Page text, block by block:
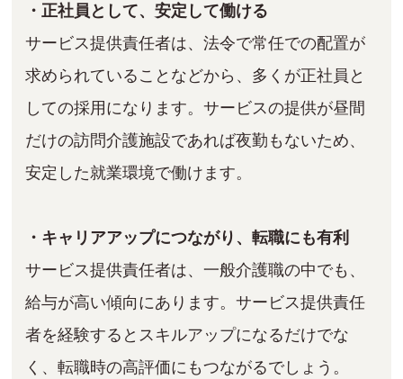
・正社員として、安定して働ける
サービス提供責任者は、法令で常任での配置が
求められていることなどから、多くが正社員と
しての採用になります。サービスの提供が昼間
だけの訪問介護施設であれば夜勤もないため、
安定した就業環境で働けます。
・キャリアアップにつながり、転職にも有利
サービス提供責任者は、一般介護職の中でも、
給与が高い傾向にあります。サービス提供責任
者を経験するとスキルアップになるだけでな
く、転職時の高評価にもつながるでしょう。